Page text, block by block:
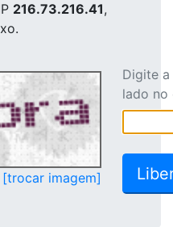
216.73.216.41,
[trocar imagem]
Digite
lado no